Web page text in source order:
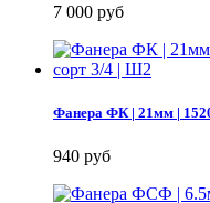
7 000 руб
Фанера ФК | 21мм |
940 руб